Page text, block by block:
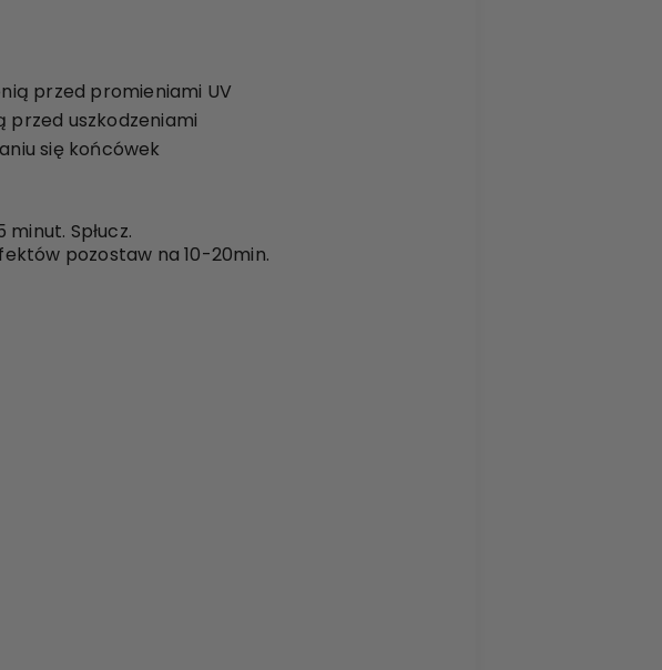
przed promieniami UV
przed uszkodzeniami
się końcówek
Spłucz.
pozostaw na 10-20min.